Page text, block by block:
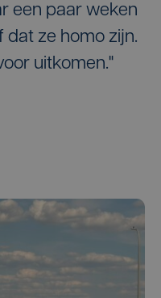
een paar weken
dat ze homo zijn.
uitkomen."